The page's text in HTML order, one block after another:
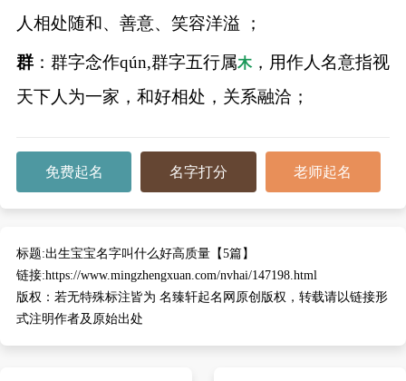
人相处随和、善意、笑容洋溢 ；
群：群字念作qún,群字五行属木，用作人名意指视
天下人为一家，和好相处，关系融洽；
免费起名 名字打分 老师起名
标题:出生宝宝名字叫什么好高质量【5篇】
链接:https://www.mingzhengxuan.com/nvhai/147198.html
版权： 若无特殊标注皆为 名臻轩起名网原创版权，转载请以链接形
式注明作者及原始出处